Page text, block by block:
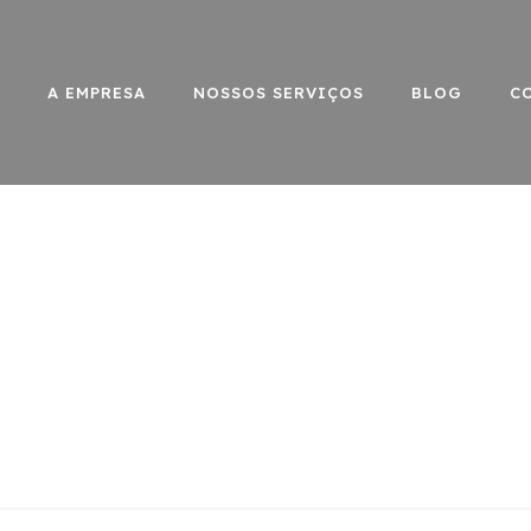
A EMPRESA NOSSOS SERVIÇOS BLOG